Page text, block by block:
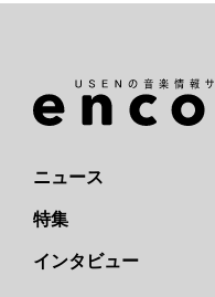
ニュース
特集
インタビュー